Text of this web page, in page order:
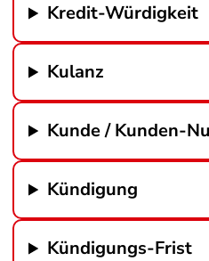
Kredit-Würdigkeit
Kulanz
Kunde / Kunden-
Kündigung
Kündigungs-Frist